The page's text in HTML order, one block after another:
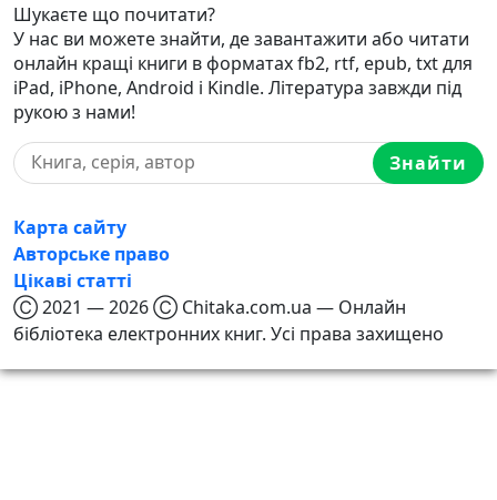
Шукаєте що почитати?
У нас ви можете знайти, де завантажити або читати
онлайн кращі книги в форматах fb2, rtf, epub, txt для
iPad, iPhone, Android і Kindle. Література завжди під
рукою з нами!
Знайти
Карта сайту
Авторське право
Цікаві статті
Ⓒ 2021 — 2026 Ⓒ Chitaka.com.ua — Онлайн
бібліотека електронних книг. Усі права захищено